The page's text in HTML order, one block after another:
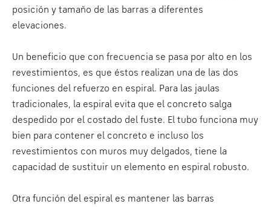
posición y tamaño de las barras a diferentes
elevaciones.
Un beneficio que con frecuencia se pasa por alto en los
revestimientos, es que éstos realizan una de las dos
funciones del refuerzo en espiral. Para las jaulas
tradicionales, la espiral evita que el concreto salga
despedido por el costado del fuste. El tubo funciona muy
bien para contener el concreto e incluso los
revestimientos con muros muy delgados, tiene la
capacidad de sustituir un elemento en espiral robusto.
Otra función del espiral es mantener las barras